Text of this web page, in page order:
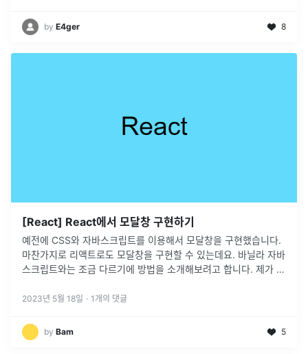
by E4ger 8
[React] React에서 모달창 구현하기
예전에 CSS와 자바스크립트를 이용해서 모달창을 구현했습니다.
마찬가지로 리액트로도 모달창을 구현할 수 있는데요. 바닐라 자바
스크립트와는 조금 다르기에 방법을 소개해보려고 합니다. 제가 소
다.classList 속 ...
2023년 5월 18일 · 1 개의 댓글
by Bam 5